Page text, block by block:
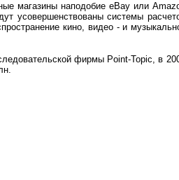
магазины наподобие eBayили
усовершенствованы системы
кино, видео - и
фирмы Point-Topic, в